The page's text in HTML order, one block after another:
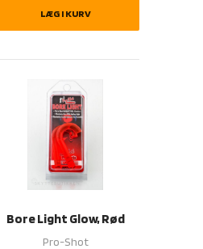
LÆG I KURV
Bore Light Glow, Rød
Pro-Shot